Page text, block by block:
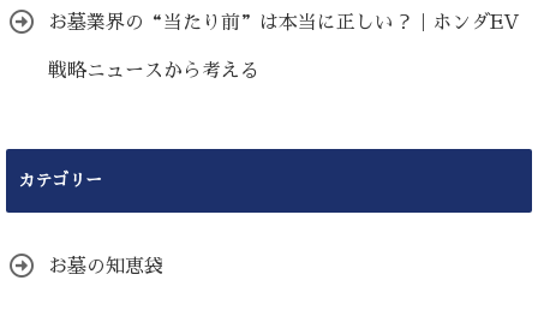
お墓業界の“当たり前”は本当に正しい？｜ホンダEV
戦略ニュースから考える
カテゴリー
お墓の知恵袋